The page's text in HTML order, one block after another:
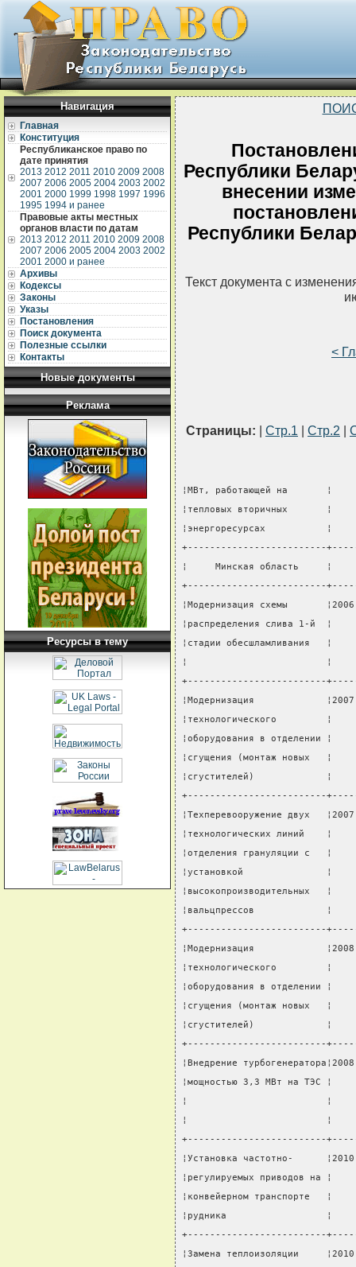
Навигация
Главная
Конституция
Республиканское право по
дате принятия
2013 2012 2011 2010 2009 2008
2007 2006 2005 2004 2003 2002
2001 2000 1999 1998 1997 1996
1995 1994 и ранее
Правовые акты местных
органов власти по датам
2013 2012 2011 2010 2009 2008
2007 2006 2005 2004 2003 2002
2001 2000 и ранее
Архивы
Кодексы
Законы
Указы
Постановления
Поиск документа
Полезные ссылки
Контакты
Новые документы
Реклама
Ресурсы в тему
Республики
внесении
Республики
Текст документа с
<
Страницы: Стр.1 Стр.2
¦МВт, работающей на
¦тепловых вторичных
¦энергоресурсах
+-------------------------
¦     Минская область
+-------------------------
¦Модернизация схемы
¦распределения слива 1-й
¦стадии
¦                         ¦
+-------------------------
¦Модернизация
¦технологического
¦оборудования в
¦сгущения (монтаж
¦сгустителей)
+-------------------------
¦Техперевооружение двух
¦технологических линий
¦отделения грануляции
¦установкой               ¦
¦вальцпрессов
+-------------------------
¦Модернизация
¦технологического         ¦
¦оборудования в отделении
¦сгущения (монтаж
¦сгустителей)
+-------------------------
¦Внедрение
¦мощностью 3,3 МВт на ТЭС
¦                         ¦
¦                         ¦
+-------------------------
¦Установка частотно-
¦регулируемых приводов
¦конвейерном
¦рудника                  ¦
+-------------------------
¦Замена теплоизоляции